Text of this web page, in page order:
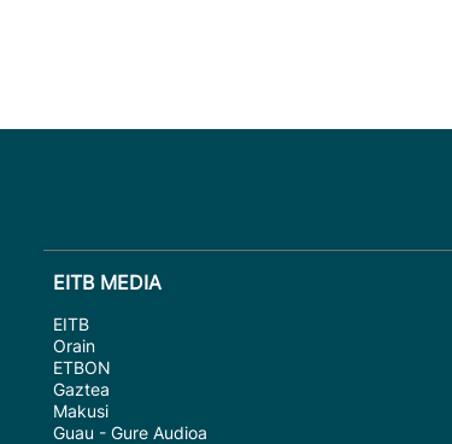
EITB MEDIA
EITB
Orain
ETBON
Gaztea
Makusi
Guau - Gure Audioa